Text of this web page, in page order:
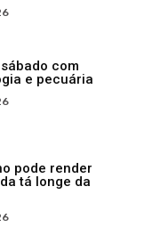
com
e pecuária
pode render
tá longe da